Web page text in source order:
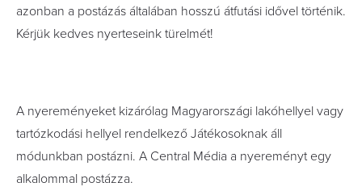
azonban a postázás általában hosszú átfutási idővel történik.
Kérjük kedves nyerteseink türelmét!
A nyereményeket kizárólag Magyarországi lakóhellyel vagy
tartózkodási hellyel rendelkező Játékosoknak áll
módunkban postázni. A Central Média a nyereményt egy
alkalommal postázza.